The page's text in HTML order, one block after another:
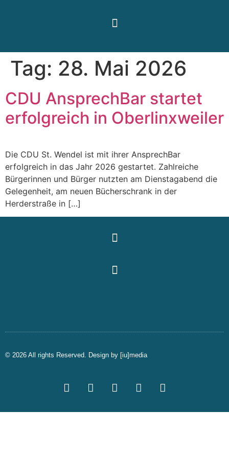
Tag: 28. Mai 2026
CDU AnsprechBar startet
erfolgreich in Oberlinxweiler
Die CDU St. Wendel ist mit ihrer AnsprechBar
erfolgreich in das Jahr 2026 gestartet. Zahlreiche
Bürgerinnen und Bürger nutzten am Dienstagabend die
Gelegenheit, am neuen Bücherschrank in der
Herderstraße in […]
© 2026 All rights Reserved. Design by [iu]media